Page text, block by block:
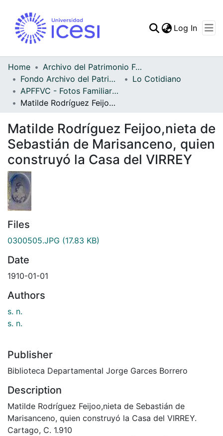
Statistics
Log In
Home
Archivo del Patrimonio Fotográfico y Fílmico del Valle del Cauca
Fondo Archivo del Patrimonio Fotográfico y Fílmico del Valle del Cauca
Lo Cotidiano
APFFVC - Fotos Familiares - Patrimonial
Matilde Rodríguez Feijoo,nieta de Sebastián de Marisanceno, quien construyó la Casa del VIRREY
Matilde Rodríguez Feijoo,nieta de
Sebastián de Marisanceno, quien
construyó la Casa del VIRREY
Files
0300505.JPG (17.83 KB)
Date
1910-01-01
Authors
s. n.
s. n.
Publisher
Biblioteca Departamental Jorge Garces Borrero
Description
Matilde Rodríguez Feijoo,nieta de Sebastián de
Marisanceno, quien construyó la Casa del VIRREY.
Cartago, C. 1.910